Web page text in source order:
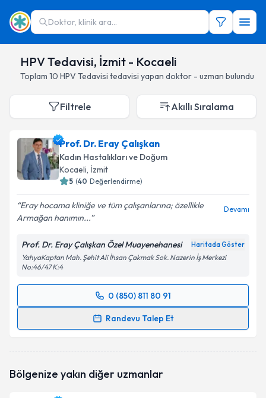
Doktor, klinik ara...
HPV Tedavisi, İzmit - Kocaeli
Toplam 10 HPV Tedavisi tedavisi yapan doktor - uzman bulundu
Filtrele Akıllı Sıralama
Prof. Dr. Eray Çalışkan
Kadın Hastalıkları ve Doğum
Kocaeli, İzmit
5 (40 Değerlendirme)
Eray hocama kliniğe ve tüm çalışanlarına; özellikle
Armağan hanımın...
Devamı
Prof. Dr. Eray Çalışkan Özel Muayenehanesi Haritada Göster
YahyaKaptan Mah. Şehit Ali İhsan Çakmak Sok. Nazerin İş Merkezi
No:46/47 K:4
0 (850) 811 80 91
Randevu Talep Et
Randevu Takvimi Talebi
oluşturun. Size bu uzmandan randevu almanız için bir
Bölgenize yakın diğer uzmanlar